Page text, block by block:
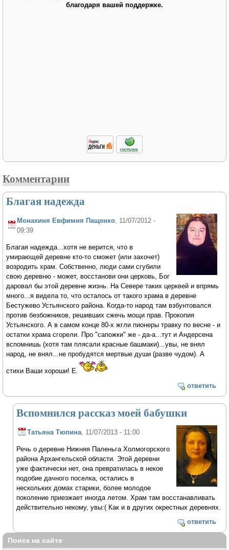
благодаря вашей поддержке.
Комментарии
Благая надежда
Монахиня Евфимия Пащенко, 11/07/2012 -
09:39
Благая надежда...хотя не верится, что в
умирающей деревне кто-то сможет (или захочет)
возродить храм. Собственно, люди сами сгубили
свою деревню - может, восстанови они церковь, Бог
даровал бы этой деревне жизнь. На Севере таких церквей и впрямь
много...я видела то, что осталось от такого храма в деревне
Бестужево Устьянского района. Когда-то народ там взбунтовался
против безбожников, решивших сжечь мощи прав. Прокопия
Устьянского. А в самом конце 80-х жгли пионеры травку по весне - и
остатки храма сгорели. Про "сапожки" же - да-а...тут и Андерсена
вспомнишь (хотя там плясали красные башмаки)...увы, не внял
народ, не внял...не пробудятся мертвые души (разве чудом). А
стихи Ваши хороши! Е.
ответить
Вспомнился рассказ моей бабушки
Татьяна Тюпина , 11/07/2013 - 11:00
Речь о деревне Нижняя Паленьга Холмогорского
района Архангельской области. Этой деревни
уже фактически нет, она превратилась в некое
подобие дачного поселка, остались в
нескольких домах старики, более молодое
поколение приезжает иногда летом. Храм там восстанавливать
действительно некому, увы:( Как и в других окрестных деревнях.
ответить
Поиск на сайте